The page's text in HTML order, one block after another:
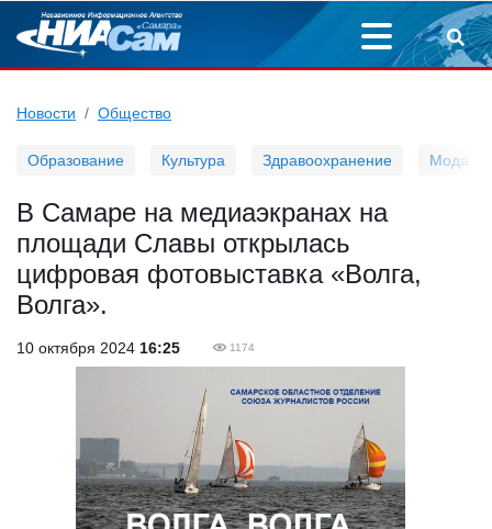
Новости Общество
Образование Культура Здравоохранение Мода
В Самаре на медиаэкранах на
площади Славы открылась
цифровая фотовыставка «Волга,
Волга».
10 октября 2024 16:25 1174